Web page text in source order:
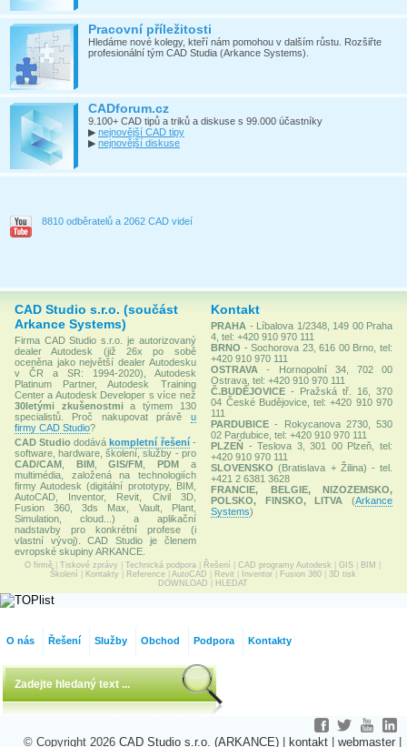
Pracovní příležitosti
Hledáme nové kolegy, kteří nám pomohou v dalším růstu. Rozšiřte
profesionální tým CAD Studia (Arkance Systems).
CADforum.cz
9.100+ CAD tipů a triků a diskuse s 99.000 účastníky
▶ nejnovější CAD tipy
▶ nejnovější diskuse
8810 odběratelů a 2062 CAD videí
CAD Studio s.r.o. (součást
Arkance Systems)
Firma CAD Studio s.r.o. je autorizovaný
dealer Autodesk (již 26x po sobě
oceněna jako největší dealer Autodesku
v ČR a SR: 1994-2020), Autodesk
Platinum Partner, Autodesk Training
Center a Autodesk Developer s více než
30letými zkušenostmia týmem 130
specialistů. Proč nakupovat právě u
firmy CAD Studio?
CAD Studio dodávákompletní řešení-
software, hardware, školení, služby - pro
CAD/CAM
BIM,GIS/FM ,PDM a
multimédia, založená na technologiích
firmy Autodesk (digitální prototypy, BIM,
AutoCAD, Inventor, Revit, Civil 3D,
Fusion 360, 3ds Max, Vault, Plant,
Simulation, cloud...) a aplikační
nadstavby pro konkrétní profese (i
vlastní vývoj). CAD Studio je členem
evropské skupiny ARKANCE.
Kontakt
PRAHA - Líbalova 1/2348, 149 00 Praha
4, tel: +420 910 970 111
BRNO - Sochorova 23, 616 00 Brno, tel:
+420 910 970 111
OSTRAVA
- Hornopolní 34, 702 00
Ostrava, tel: +420 910 970 111
Č.BUDĚJOVICE - Pražská tř. 16, 370
04 České Budějovice, tel: +420 910 970
111
PARDUBICE - Rokycanova 2730, 530
02 Pardubice, tel: +420 910 970 111
PLZEŇ - Teslova 3, 301 00 Plzeň, tel:
+420 910 970 111
SLOVENSKO (Bratislava + Žilina) - tel.
+421 2 6381 3628
FRANCIE, BELGIE, NIZOZEMSKO,
POLSKO, FINSKO, LITVA
(Arkance
Systems)
O firmě Tiskové zprávy Technická podpora Řešení CAD programy Autodesk GIS BIM
Školení
Kontakty Reference| AutoCAD Revit Inventor| Fusion 360| 3D tisk
DOWNLOAD
HLEDAT
O nás Řešení Služby Obchod Podpora Kontakty
© Copyright 2026 CAD Studio s.r.o. (ARKANCE) kontakt webmaster